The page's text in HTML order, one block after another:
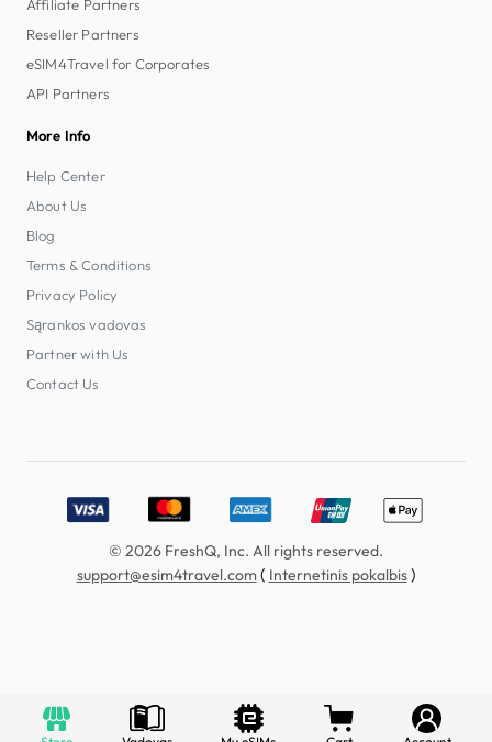
Affiliate Partners
Reseller Partners
eSIM4Travel for Corporates
API Partners
More Info
Help Center
About Us
Blog
Terms & Conditions
Privacy Policy
Sąrankos vadovas
Partner with Us
Contact Us
Accepted payment methods: Visa, MasterCard, American
© 2026 FreshQ, Inc. All rights reserved.
support@esim4travel.com( Internetinis pokalbis)